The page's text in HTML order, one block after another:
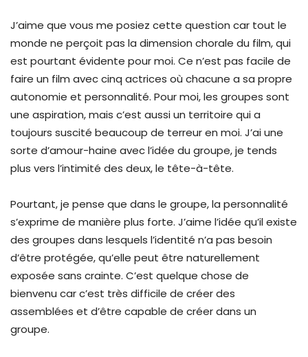
J’aime que vous me posiez cette question car tout le
monde ne perçoit pas la dimension chorale du film, qui
est pourtant évidente pour moi. Ce n’est pas facile de
faire un film avec cinq actrices où chacune a sa propre
autonomie et personnalité. Pour moi, les groupes sont
une aspiration, mais c’est aussi un territoire qui a
toujours suscité beaucoup de terreur en moi. J’ai une
sorte d’amour-haine avec l’idée du groupe, je tends
plus vers l’intimité des deux, le tête-à-tête.
Pourtant, je pense que dans le groupe, la personnalité
s’exprime de manière plus forte. J’aime l’idée qu’il existe
des groupes dans lesquels l’identité n’a pas besoin
d’être protégée, qu’elle peut être naturellement
exposée sans crainte. C’est quelque chose de
bienvenu car c’est très difficile de créer des
assemblées et d’être capable de créer dans un
groupe.